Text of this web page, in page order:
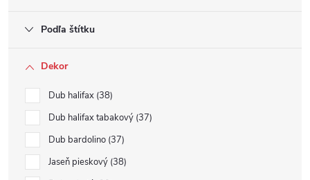
Podľa štítku
Dekor
Dub halifax 38
Dub halifax tabakový 37
Dub bardolino 37
Jaseň pieskový 38